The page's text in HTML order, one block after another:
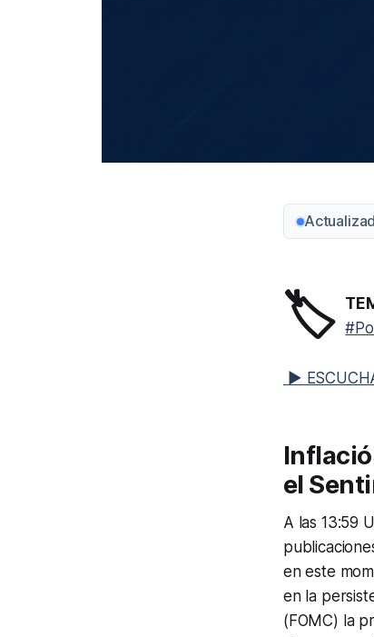
🏷️
▶
el
A las 13:59
en este
en la
(FOMC) la